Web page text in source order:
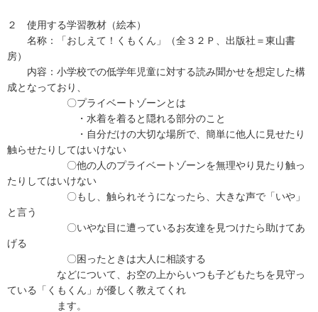
２ 使用する学習教材（絵本）
名称：「おしえて！くもくん」（全３２Ｐ、出版社＝東山書
房）
内容：小学校での低学年児童に対する読み聞かせを想定した構
成となっており、
〇プライベートゾーンとは
・水着を着ると隠れる部分のこと
・自分だけの大切な場所で、簡単に他人に見せたり
触らせたりしてはいけない
〇他の人のプライベートゾーンを無理やり見たり触っ
たりしてはいけない
〇もし、触られそうになったら、大きな声で「いや」
と言う
〇いやな目に遭っているお友達を見つけたら助けてあ
げる
〇困ったときは大人に相談する
などについて、お空の上からいつも子どもたちを見守っ
ている「くもくん」が優しく教えてくれ
ます。